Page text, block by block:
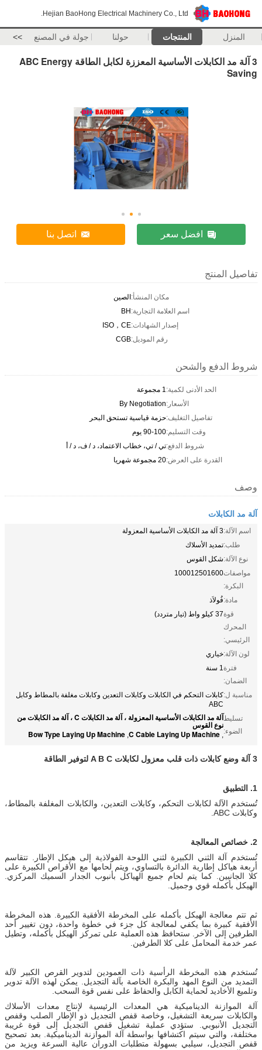
Hejian BaoHong Electrical Machinery Co., Ltd.
المنزل المنتجات حولنا جولة في المصنع >>
3 آلة مد الكابلات الأساسية المعززة لكابل الطاقة ABC Energy
Saving
افضل سعر اتصل بنا
تفاصيل المنتج
مكان المنشأ:الصين
اسم العلامة التجارية:BH
إصدار الشهادات:ISO，CE
رقم الموديل:CGB
شروط الدفع والشحن
الحد الأدنى لكمية:1 مجموعة
الأسعار:By Negotiation
تفاصيل التغليف:حزمة قياسية تستحق البحر
وقت التسليم:90-100 يوم
شروط الدفع:تي / تي، خطاب الاعتماد، د / ف، د / أ
القدرة على العرض:20 مجموعة شهريا
وصف
آلة مد الكابلات
اسم الآلة:3 آلة مد الكابلات الأساسية المعزولة
طلب:تمديد الأسلاك
نوع الآلة:شكل القوس
مواصفات
البكرة:
100012501600
مادة:فُولاَذ
قوة
المحرك
الرئيسي:
37 كيلو واط (تيار متردد)
لون الآلة:خياري
فترة
الضمان:
1 سنة
مناسبة ل:كابلات التحكم في الكابلات وكابلات التعدين وكابلات مغلفة بالمطاط وكابل
ABC
تسليط
الضوء:
آلة مد الكابلات الأساسية المعزولة ، آلة مد الكابلات C ، آلة مد الكابلات من
نوع القوس
,
C Cable Laying Up Machine
,
Bow Type Laying Up Machine
3 آلة وضع كابلات ذات قلب معزول لكابلات A B C لتوفير الطاقة
1. التطبيق
تُستخدم الآلة لكابلات التحكم، وكابلات التعدين، والكابلات المغلفة بالمطاط،
وكابلات ABC.
2. خصائص المعالجة
تُستخدم آلة الثني الكبيرة لثني اللوحة الفولاذية إلى هيكل الإطار. تتقاسم
أربعة هياكل إطارية الدائرة بالتساوي، ويتم لحامها مع الأقراص الكبيرة على
كلا الجانبين. كما يتم لحام جميع الهياكل بأنبوب الجدار السميك المركزي.
الهيكل بأكمله قوي وجميل.
ثم تتم معالجة الهيكل بأكمله على المخرطة الأفقية الكبيرة. هذه المخرطة
الأفقية كبيرة بما يكفي لمعالجة كل جزء في خطوة واحدة، دون تغيير أحد
الطرفين إلى الآخر. ستحافظ هذه العملية على تمركز الهيكل بأكمله، وتطيل
عمر خدمة المحامل على كلا الطرفين.
تُستخدم هذه المخرطة الرأسية ذات العمودين لتدوير القرص الكبير لآلة
التمديد من النوع المهد والبكرة الخاصة بآلة التجديل. يمكن لهذه الآلة تدوير
وتلميع الأخاديد لحماية الكابل والحفاظ على نفس قوة السحب.
آلة الموازنة الديناميكية هي المعدات الرئيسية لإنتاج معدات الأسلاك
والكابلات سريعة التشغيل، وخاصة قفص التجديل ذو الإطار الصلب وقفص
التجديل الأنبوبي. ستؤدي عملية تشغيل قفص التجديل إلى قوة غريبة
مختلفة، والتي سيتم اكتشافها بواسطة آلة الموازنة الديناميكية. بعد تصحيح
قفص التجديل، سيلبي بسهولة متطلبات الدوران عالية السرعة ويزيد من